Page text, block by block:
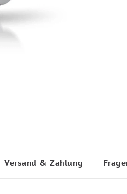
Versand & Zahlung